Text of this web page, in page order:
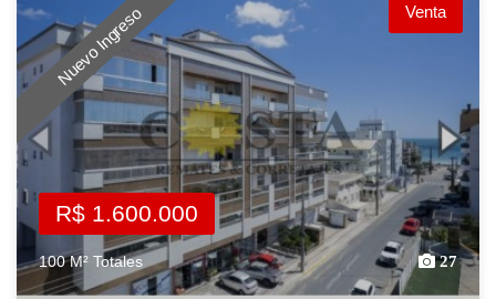
Nuevo Ingreso Venta
R$ 1.600.000
100 M² Totales 27